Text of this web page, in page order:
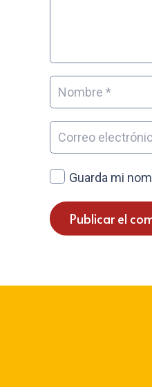
Guarda mi
Publicar el